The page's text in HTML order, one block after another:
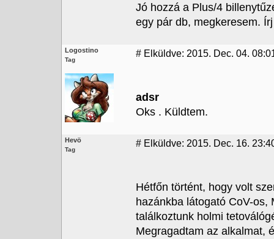
Jó hozzá a Plus/4
egy pár db, megkeresem.
Logostino
Tag
# Elküldve: 2015. Dec. 04.
adsr
Oks . Küldtem.
Hevö
Tag
# Elküldve: 2015. Dec. 16.
Hétfőn történt, hogy volt
hazánkba látogató CoV-os,
találkoztunk holmi
Megragadtam az alkalmat,